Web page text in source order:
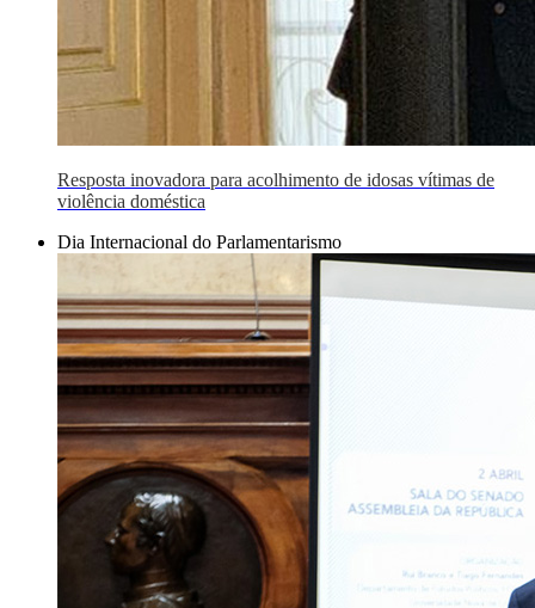
Resposta inovadora para acolhimento de idosas vítimas de
violência doméstica
Dia Internacional do Parlamentarismo